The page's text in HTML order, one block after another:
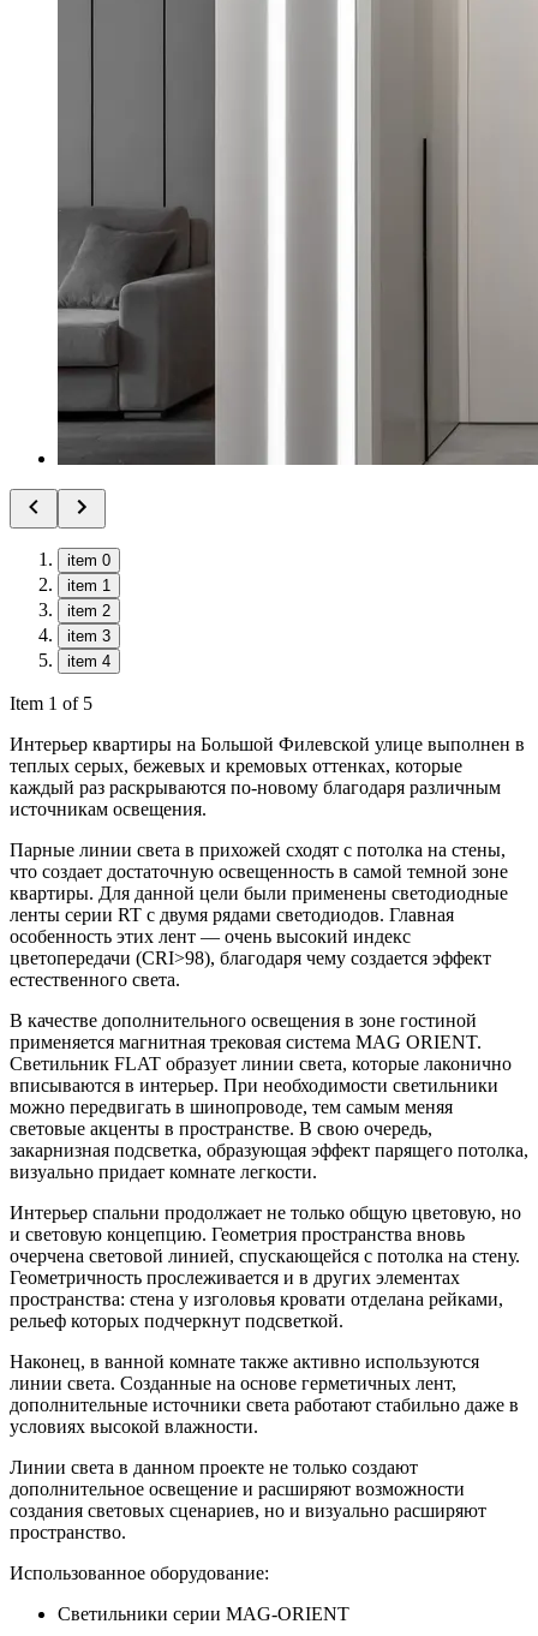
item 0
item 1
item 2
item 3
item 4
Item 1 of 5
Интерьер квартиры на Большой Филевской улице выполнен в
теплых серых, бежевых и кремовых оттенках, которые
каждый раз раскрываются по-новому благодаря различным
источникам освещения.
Парные линии света в прихожей сходят с потолка на стены,
что создает достаточную освещенность в самой темной зоне
квартиры. Для данной цели были применены светодиодные
ленты серии RT с двумя рядами светодиодов. Главная
особенность этих лент — очень высокий индекс
цветопередачи (CRI>98), благодаря чему создается эффект
естественного света.
В качестве дополнительного освещения в зоне гостиной
применяется магнитная трековая система MAG ORIENT.
Светильник FLAT образует линии света, которые лаконично
вписываются в интерьер. При необходимости светильники
можно передвигать в шинопроводе, тем самым меняя
световые акценты в пространстве. В свою очередь,
закарнизная подсветка, образующая эффект парящего потолка,
визуально придает комнате легкости.
Интерьер спальни продолжает не только общую цветовую, но
и световую концепцию. Геометрия пространства вновь
очерчена световой линией, спускающейся с потолка на стену.
Геометричность прослеживается и в других элементах
пространства: стена у изголовья кровати отделана рейками,
рельеф которых подчеркнут подсветкой.
Наконец, в ванной комнате также активно используются
линии света. Созданные на основе герметичных лент,
дополнительные источники света работают стабильно даже в
условиях высокой влажности.
Линии света в данном проекте не только создают
дополнительное освещение и расширяют возможности
создания световых сценариев, но и визуально расширяют
пространство.
Использованное оборудование:
Светильники серии MAG-ORIENT